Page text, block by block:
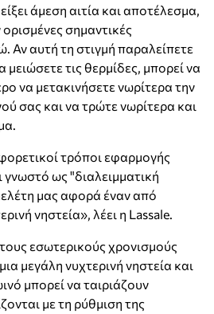
άμεση αιτία και αποτέλεσμα,
σημαντικές
Αν αυτή τη στιγμή παραλείπετε
μειώσετε τις θερμίδες, μπορεί να
να μετακινήσετε νωρίτερα την
σας και να τρώτε νωρίτερα και
τρόποι εφαρμογής
γνωστό ως "διαλειμματική
μας αφορά έναν από
νηστεία», λέει η Lassale.
εσωτερικούς χρονισμούς
μεγάλη νυχτερινή νηστεία και
μπορεί να ταιριάζουν
με τη ρύθμιση της